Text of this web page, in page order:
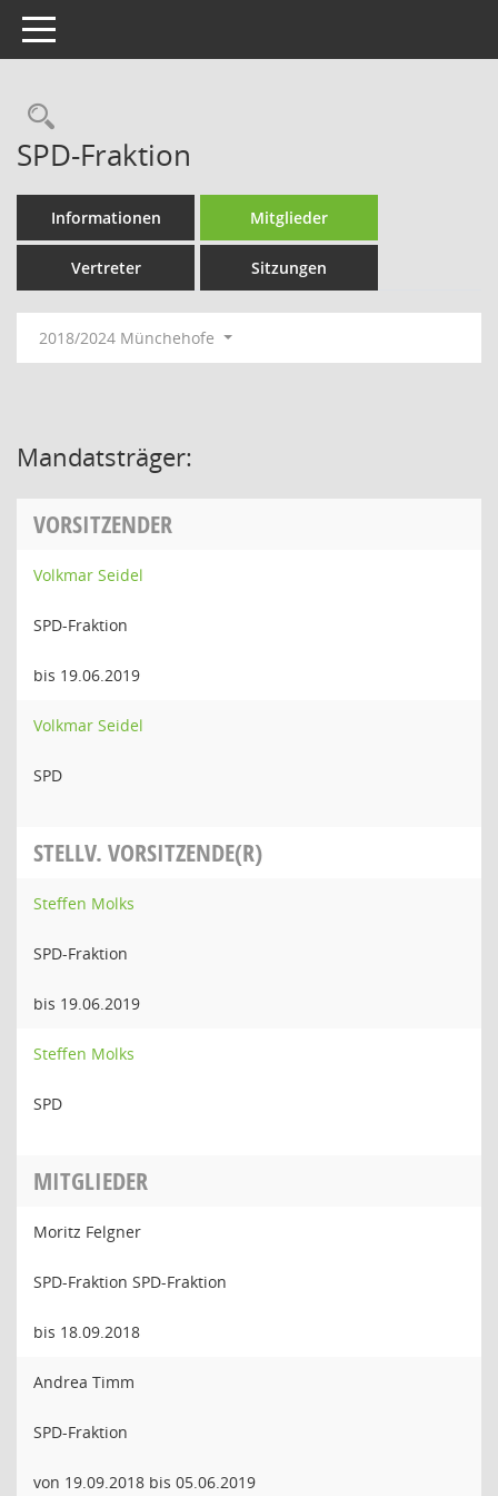
Toggle navigation
Rechercheauswahl
SPD-Fraktion
Informationen Mitglieder
Vertreter Sitzungen
2018/2024 Münchehofe
Mandatsträger:
VORSITZENDER
Volkmar Seidel
SPD-Fraktion
bis 19.06.2019
Volkmar Seidel
SPD
STELLV. VORSITZENDE(R)
Steffen Molks
SPD-Fraktion
bis 19.06.2019
Steffen Molks
SPD
MITGLIEDER
Moritz Felgner
SPD-Fraktion SPD-Fraktion
bis 18.09.2018
Andrea Timm
SPD-Fraktion
von 19.09.2018 bis 05.06.2019